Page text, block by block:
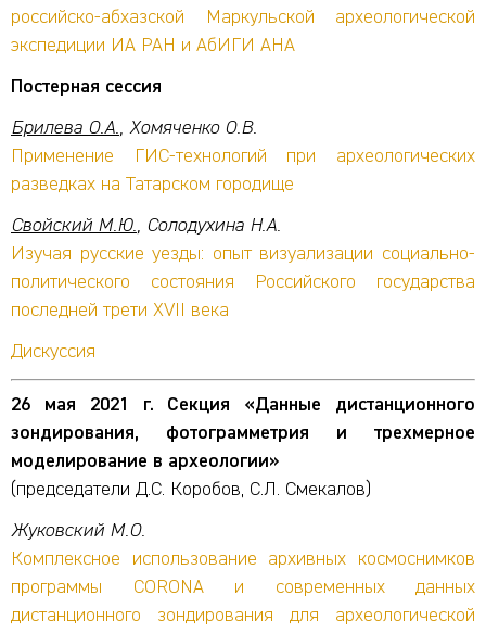
российско-абхазской Маркульской археологической
экспедиции ИА РАН и АбИГИ АНА
Постерная сессия
Брилева О.А., Хомяченко О.В.
Применение ГИС-технологий при археологических
разведках на Татарском городище
Свойский М.Ю., Солодухина Н.А.
Изучая русские уезды: опыт визуализации социально-
политического состояния Российского государства
последней трети XVII века
Дискуссия
26 мая 2021 г. Секция «Данные дистанционного
зондирования, фотограмметрия и трехмерное
моделирование в археологии»
(председатели Д.С. Коробов, С.Л. Смекалов)
Жуковский М.О.
Комплексное использование архивных космоснимков
программы CORONA и современных данных
дистанционного зондирования для археологической